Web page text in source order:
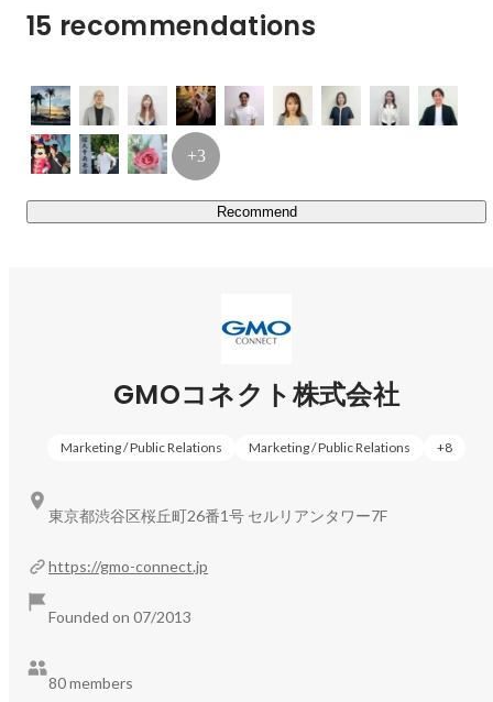
☆開発支援事業
務や生活をより効率的かつ革新的に行えるよう企業の開発
力を高め、イノベーションを実現します！
\「人が輝く場を作ること」を目標に社員一人ひとりが自
分のペースで成長し、より豊かな人生を送る環境を整える
15 recommendations
Recommend
+3
GMOコネクト株式会社
Marketing / Public Relations Marketing / Public Relations +8
https://gmo-connect.jp
Founded on 07/2013
80 members
東京都渋谷区桜丘町26番1号 セルリアンタワー7F